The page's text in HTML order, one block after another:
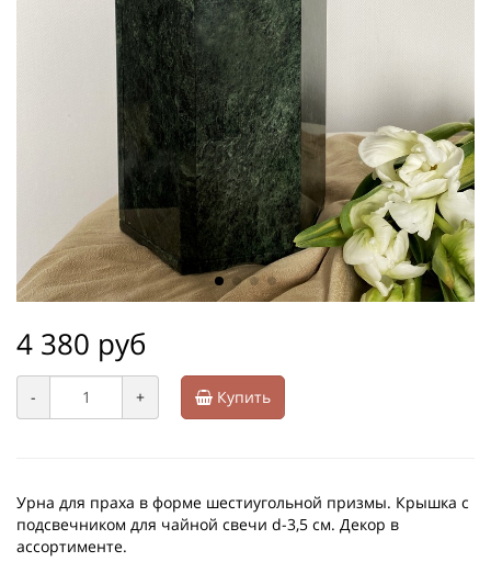
4 380 руб
- + Купить
Урна для праха в форме шестиугольной призмы. Крышка с
подсвечником для чайной свечи d-3,5 см. Декор в
ассортименте.